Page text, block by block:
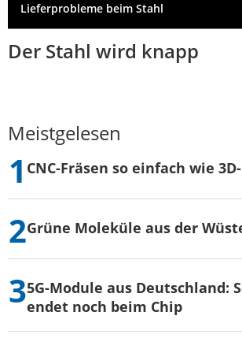
Lieferprobleme beim Stahl
Der Stahl wird knapp
Meistgelesen
CNC-Fräsen so einfach wie
Grüne Moleküle aus der
5G-Module aus Deutschland:
endet noch beim Chip